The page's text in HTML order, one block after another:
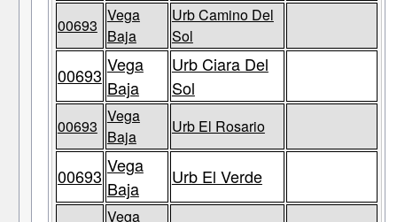
00693
Vega
Baja
Urb Camino Del
Sol
00693 Vega
Baja
Urb Ciara Del
Sol
00693
Vega
Baja
Urb El Rosario
00693 Vega
Baja
Urb El Verde
Vega